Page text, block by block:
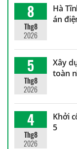
8
Thg8
2026
Hà
án
5
Thg8
2026
Xây
toàn
4
Thg8
2026
Khởi
5